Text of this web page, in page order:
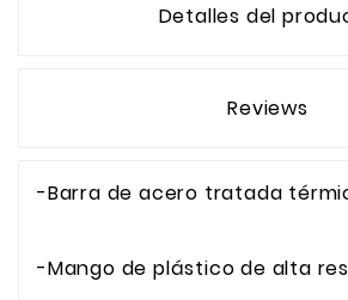
Detalles del
Reviews
-Barra de acero tratada
-Mango de plástico de alta